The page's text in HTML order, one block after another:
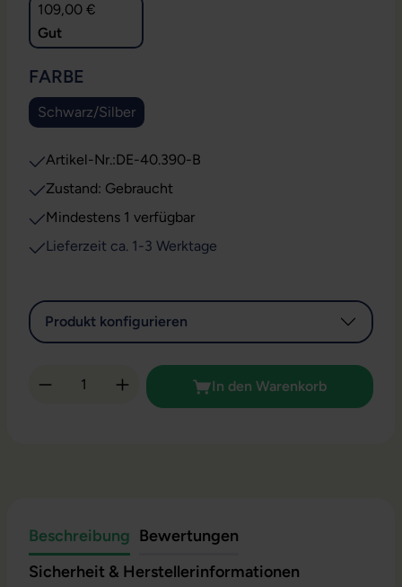
109,00 €
Gut
FARBE
Schwarz/Silber
Artikel-Nr.:DE-40.390-B
Zustand: Gebraucht
Mindestens 1 verfügbar
Lieferzeit ca. 1-3 Werktage
Produkt konfigurieren
Produkt Anzahl: Gib den gewünschten
In den Warenkorb
Beschreibung Bewertungen
Sicherheit & Herstellerinformationen